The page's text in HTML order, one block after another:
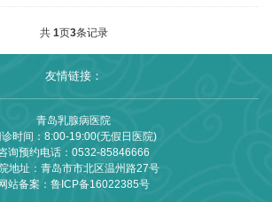
共 1页3条记录
友情链接：
青岛乳腺病医院
诊时间：8:00-19:00(无假日医院)
询预约电话： 0532-85846666
地址：青岛市市北区温州路27号
网站备案： 鲁ICP备16022385号